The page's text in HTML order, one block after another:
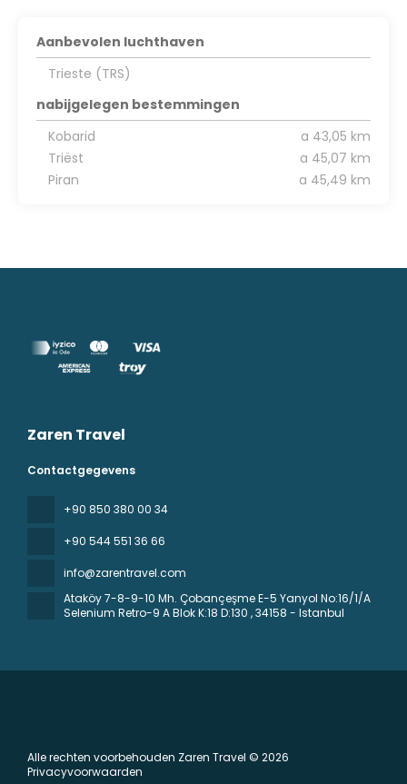
Aanbevolen luchthaven
Trieste (TRS)
nabijgelegen bestemmingen
Kobarid
a 43,05 km
Triëst
a 45,07 km
Piran
a 45,49 km
Zaren Travel
Contactgegevens
+90 850 380 00 34
+90 544 551 36 66
info@zarentravel.com
Ataköy 7-8-9-10 Mh. Çobançeşme E-5 Yanyol No:16/1/A
Selenium Retro-9 A Blok K:18 D:130 , 34158 - Istanbul
Alle rechten voorbehouden Zaren Travel © 2026
Privacyvoorwaarden